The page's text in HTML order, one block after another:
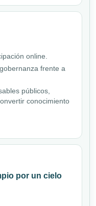
online.
frente a
públicos,
conocimiento
por un cielo